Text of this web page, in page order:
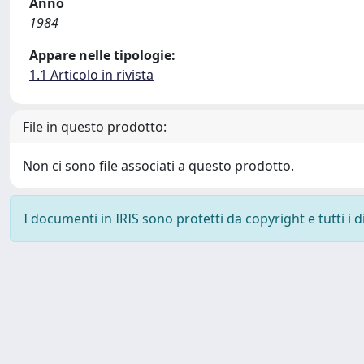
1984
Appare nelle tipologie:
1.1 Articolo in rivista
File in questo prodotto:
Non ci sono file associati a questo prodotto.
I documenti in IRIS sono protetti da copyright e tutti i